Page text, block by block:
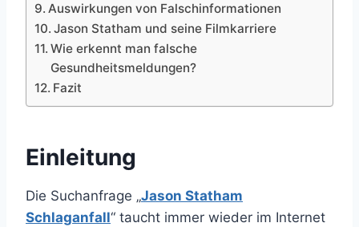
Auswirkungen von Falschinformationen
Jason Statham und seine Filmkarriere
Wie erkennt man falsche
Gesundheitsmeldungen?
Fazit
Einleitung
Die Suchanfrage „Jason Statham
Schlaganfall“ taucht immer wieder im Internet